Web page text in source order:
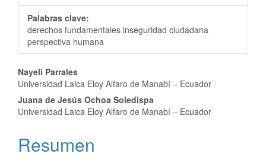
Palabras clave:
derechos fundamentales inseguridad ciudadana
perspectiva humana
Contenido
principal
del
artículo
Nayeli Parrales
Universidad Laica Eloy Alfaro de Manabí – Ecuador
Juana de Jesús Ochoa Soledispa
Universidad Laica Eloy Alfaro de Manabí – Ecuador
Resumen